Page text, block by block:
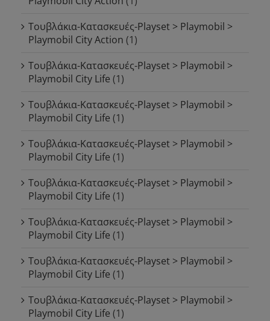
Τουβλάκια-Κατασκευές-Playset > Playmobil >
Playmobil City Action (1)
Τουβλάκια-Κατασκευές-Playset > Playmobil >
Playmobil City Life (1)
Τουβλάκια-Κατασκευές-Playset > Playmobil >
Playmobil City Life (1)
Τουβλάκια-Κατασκευές-Playset > Playmobil >
Playmobil City Life (1)
Τουβλάκια-Κατασκευές-Playset > Playmobil >
Playmobil City Life (1)
Τουβλάκια-Κατασκευές-Playset > Playmobil >
Playmobil City Life (1)
Τουβλάκια-Κατασκευές-Playset > Playmobil >
Playmobil City Life (1)
Τουβλάκια-Κατασκευές-Playset > Playmobil >
Playmobil City Life (1)